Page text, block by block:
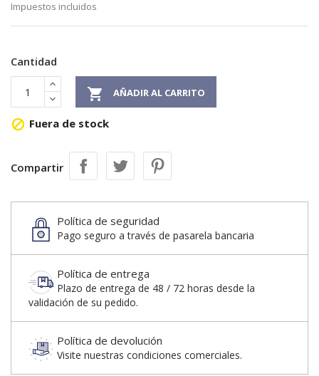
Impuestos incluidos
Cantidad
 AÑADIR AL CARRITO
 Fuera de stock
Compartir
Política de seguridad
Pago seguro a través de pasarela bancaria
Política de entrega
Plazo de entrega de 48 / 72 horas desde la
validación de su pedido.
Política de devolución
Visite nuestras condiciones comerciales.